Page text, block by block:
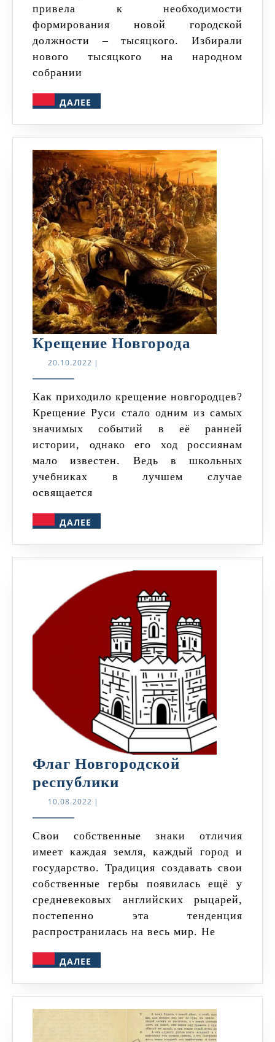
привела к необходимости
формирования новой городской
должности – тысяцкого. Избирали
нового тысяцкого на народном
собрании
ДАЛЕЕ
Крещение Новгорода
20.10.2022 20.10.2022
|
Как приходило крещение новгородцев?
Крещение Руси стало одним из самых
значимых событий в её ранней
истории, однако его ход россиянам
мало известен. Ведь в школьных
учебниках в лучшем случае
освящается
ДАЛЕЕ
Флаг Новгородской
республики
10.08.2022 10.08.2022
|
Свои собственные знаки отличия
имеет каждая земля, каждый город и
государство. Традиция создавать свои
собственные гербы появилась ещё у
средневековых английских рыцарей,
постепенно эта тенденция
распространилась на весь мир. Не
ДАЛЕЕ